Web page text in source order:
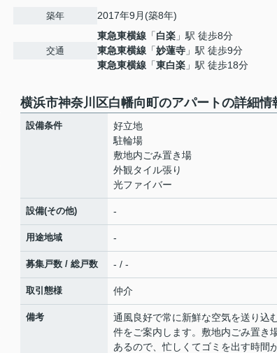
築年 2017年9月(築8年)
交通
東急東横線 「白楽 」駅 徒歩8分
東急東横線 「妙蓮寺 」駅 徒歩9分
東急東横線 「東白楽 」駅 徒歩18分
横浜市神奈川区白幡向町のアパートの詳細情
設備条件
好立地
駐輪場
敷地内ごみ置き場
外観タイル張り
光ファイバー
設備(その他) -
用途地域 -
募集戸数 / 総戸数 - / -
取引態様 仲介
備考
通風良好で常に新鮮な空気を送り込
件をご案内します。敷地内ごみ置き
あるので、忙しくてゴミを出す時間